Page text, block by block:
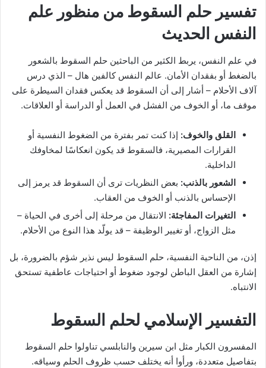
تفسير حلم السقوط من منظور علم
النفس الحديث
في علم النفس، يربط الكثير من الباحثين حلم السقوط بالشعور
بالضغط أو بفقدان الأمان. عالم النفس كالفين هال – الذي درس
آلاف الأحلام – أشار إلى أن السقوط قد يعكس فقدان السيطرة على
موقف ما، أو الخوف من الفشل في العمل أو الدراسة أو العلاقات.
القلق والخوف: إذا كنت تمر بفترة من الضغوط النفسية أو
القرارات المصيرية، فالسقوط قد يكون انعكاسًا لمخاوفك
الداخلية.
الشعور بالذنب: بعض النظريات ترى أن السقوط قد يرمز إلى
الإحساس بالذنب أو الخوف من العقاب.
التغيرات المفاجئة: الانتقال من مرحلة إلى أخرى في الحياة –
مثل الزواج، أو تغيير الوظيفة – قد يولّد هذا النوع من الأحلام.
إذن، من الناحية النفسية، حلم السقوط ليس نذير شؤم بالضرورة، بل
إشارة من العقل الباطن لوجود ضغوط أو احتياجات عاطفية تستحق
الانتباه.
التفسير الإسلامي لحلم السقوط
المفسرون الكبار مثل ابن سيرين والنابلسي تناولوا حلم السقوط
بتفاصيل متعددة، ورأوا أنه يختلف حسب ظروف الحلم وسياقه.